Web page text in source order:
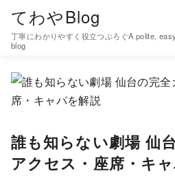
てわやBlog
丁寧にわかりやすく役立つぶろぐA polite,
blog
誰も知らない劇場 仙
アクセス・座席・キ